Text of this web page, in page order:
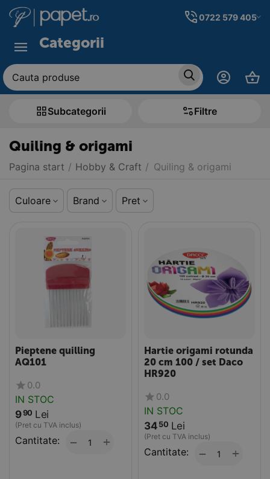
0722 579 405
Categorii
Subcategorii Filtre
Quiling & origami
Pagina start / Hobby & Craft / Quiling & origami
Culoare Brand Pret
Pieptene quilling
AQ101
0.0
IN STOC
990 Lei
(Pret cu TVA inclus)
Cantitate: +
−
Hartie origami rotunda
20 cm 100 / set Daco
HR920
0.0
IN STOC
34 50 Lei
(Pret cu TVA inclus)
Cantitate: +
−